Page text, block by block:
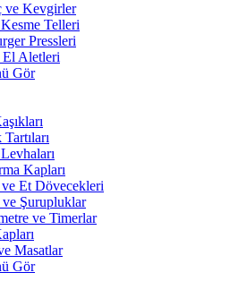
ve Kevgirler
Telleri
Pressleri
Aletleri
Gör
Kapları
Et Dövecekleri
ve Şurupluklar
ve Timerlar
Masatlar
Gör